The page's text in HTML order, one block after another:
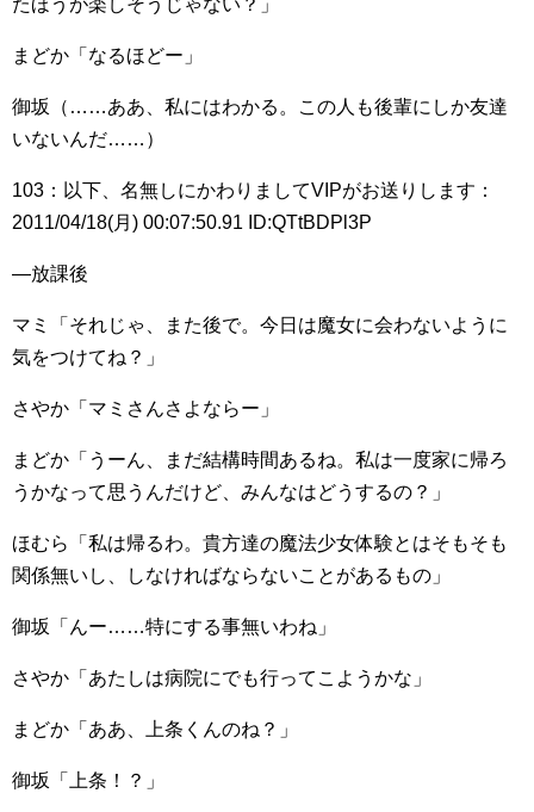
たほうが楽しそうじゃない？」
まどか「なるほどー」
御坂（……ああ、私にはわかる。この人も後輩にしか友達
いないんだ……）
103：以下、名無しにかわりましてVIPがお送りします：
2011/04/18(月) 00:07:50.91 ID:QTtBDPl3P
―放課後
マミ「それじゃ、また後で。今日は魔女に会わないように
気をつけてね？」
さやか「マミさんさよならー」
まどか「うーん、まだ結構時間あるね。私は一度家に帰ろ
うかなって思うんだけど、みんなはどうするの？」
ほむら「私は帰るわ。貴方達の魔法少女体験とはそもそも
関係無いし、しなければならないことがあるもの」
御坂「んー……特にする事無いわね」
さやか「あたしは病院にでも行ってこようかな」
まどか「ああ、上条くんのね？」
御坂「上条！？」